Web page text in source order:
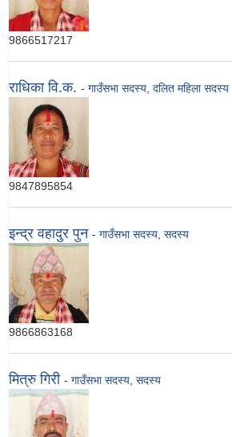
9866517217
राधिका वि.क. - गाउँसभा सदस्य, दलित महिला सदस्य
9847895854
इन्द्र वहादुर पुन - गाउँसभा सदस्य, सदस्य
9866863168
मित्रु गिरी - गाउँसभा सदस्य, सदस्य